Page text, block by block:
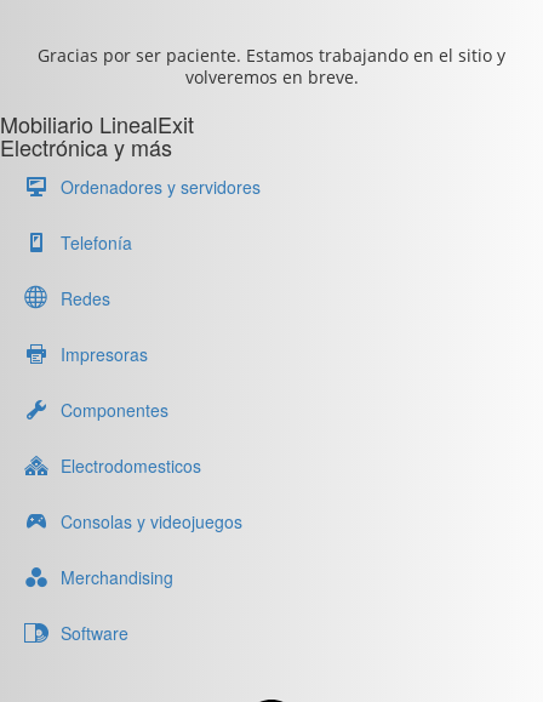
Gracias por ser paciente. Estamos trabajando en el sitio y
volveremos en breve.
Mobiliario LinealExit
Electrónica y más
Ordenadores y servidores
Telefonía
Redes
Impresoras
Componentes
Electrodomesticos
Consolas y videojuegos
Merchandising
Software